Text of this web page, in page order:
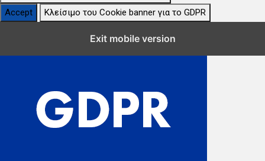
Accept
Κλείσιμο του Cookie banner για το GDPR
Exit mobile version